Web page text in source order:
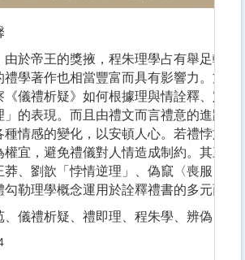
於帝王的獎掖，程朱理學占有舉足輕重
禮學著作也相當豐富而具有影響力。方
《儀禮析疑》如何根據理與情詮釋、定
」的表現。而且由禮文而言禮意的進路
種情感的變化，以安頓人心。若禮悖於
權宜，避免禮儀對人情造成制約。其三
莽、劉歆「悖情逆理」、偽竄〈喪服〉
勾勒理學概念運用於詮釋禮書的多元面
、儀禮析疑、禮即理、程朱學、辨偽